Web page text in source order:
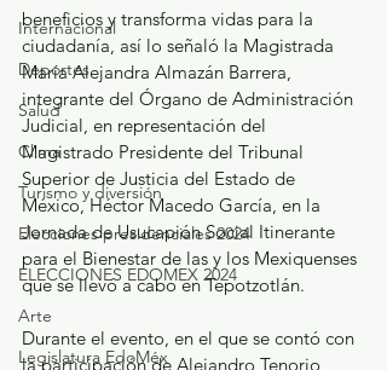
Internacional
Deportes
Salud
Clima
Turismo y diversión
Elecciones presidenciales 2024
ELECCIONES EDOMEX 2024
Arte
Legislatura EdoMéx
beneficios y transforma vidas para la
ciudadanía, así lo señaló la Magistrada
María Alejandra Almazán Barrera,
integrante del Órgano de Administración
Judicial, en representación del
Magistrado Presidente del Tribunal
Superior de Justicia del Estado de
México, Héctor Macedo García, en la
Jornada de Usucapión Social Itinerante
para el Bienestar de las y los Mexiquenses
que se llevó a cabo en Tepotzotlán.
Durante el evento, en el que se contó con
la participación de Alejandro Tenorio